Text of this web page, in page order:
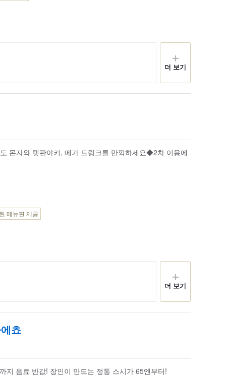
더 보기
몬자와 텟판야키, 메가 드링크를 만끽하세요◆2차 이용에
메뉴판 제공
더 보기
쵸
음료 반값! 장인이 만드는 정통 스시가 65엔부터!